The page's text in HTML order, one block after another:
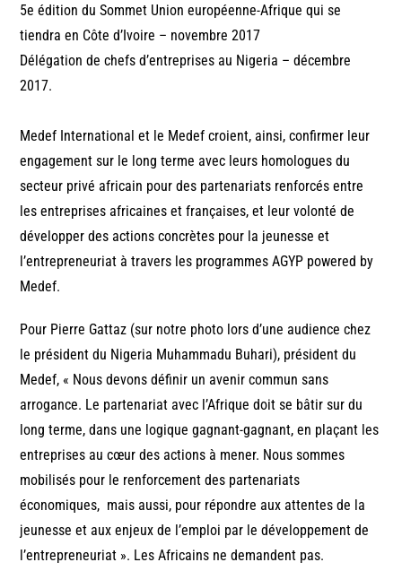
5e édition du Sommet Union européenne-Afrique qui se
tiendra en Côte d’Ivoire – novembre 2017
Délégation de chefs d’entreprises au Nigeria – décembre
2017.
Medef International et le Medef croient, ainsi, confirmer leur
engagement sur le long terme avec leurs homologues du
secteur privé africain pour des partenariats renforcés entre
les entreprises africaines et françaises, et leur volonté de
développer des actions concrètes pour la jeunesse et
l’entrepreneuriat à travers les programmes AGYP powered by
Medef.
Pour Pierre Gattaz (sur notre photo lors d’une audience chez
le président du Nigeria Muhammadu Buhari), président du
Medef, « Nous devons définir un avenir commun sans
arrogance. Le partenariat avec l’Afrique doit se bâtir sur du
long terme, dans une logique gagnant-gagnant, en plaçant les
entreprises au cœur des actions à mener. Nous sommes
mobilisés pour le renforcement des partenariats
économiques, mais aussi, pour répondre aux attentes de la
jeunesse et aux enjeux de l’emploi par le développement de
l’entrepreneuriat ». Les Africains ne demandent pas.